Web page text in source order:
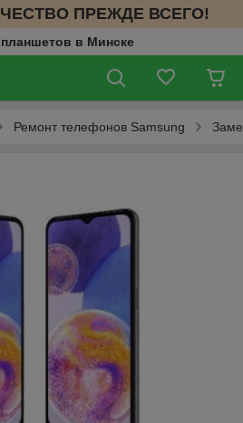
ПРЕЖДЕ ВСЕГО!
в Минске
Ремонт телефонов Samsung